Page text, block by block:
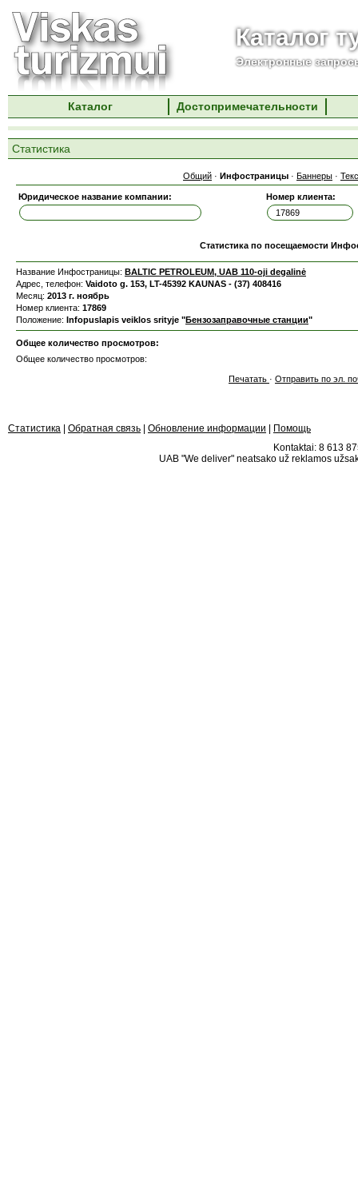
Каталог
Электронные
Каталог Достопримечательности
Статистика
Общий · Инфостраницы · Баннеры ·
Юридическое название компании: Номер клиента:
Статистика по посещаемости
Название Инфостраницы: BALTIC PETROLEUM, UAB 110-oji degalinė
Адрес, телефон: Vaidoto g. 153, LT-45392 KAUNAS - (37) 408416
Месяц: 2013 г. ноябрь
Номер клиента: 17869
Положение: Infopuslapis veiklos srityje "Бензозаправочные станции"
Общее количество просмотров:
Общее количество просмотров:
Печатать · Отправить по эл.
Статистика Обратная связь Обновление информации
Помощь
Kontaktai: 8 613
UAB "We deliver" neatsako už reklamos